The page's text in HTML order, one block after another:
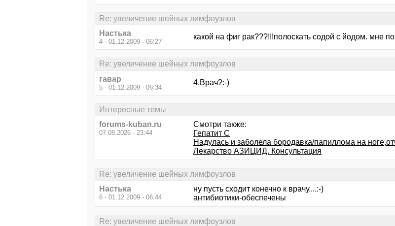
Re: увеличение шейных лимфоузлов
Настька
4 - 01.12.2009 - 06:27
какой на фиг рак???!!!полоскать содой с йодом. мне
Re: увеличение шейных лимфоузлов
гавар
5 - 01.12.2009 - 06:34
4.Врач?:-)
Интересные темы
forums-kuban.ru
07.08.2026 - 23:44
Смотри также:
Гепатит С
Надулась и заболела бородавка/папиллома на
Лекарство АЗИЦИД. Консультация
Re: увеличение шейных лимфоузлов
Настька
6 - 01.12.2009 - 06:44
ну пусть сходит конечно к врачу....:-)
антибиотики-обеспечены
Re: увеличение шейных лимфоузлов